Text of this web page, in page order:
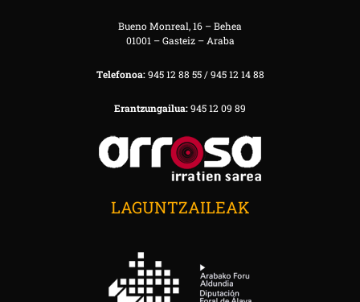
Bueno Monreal, 16 – Behea
01001 – Gasteiz – Araba
Telefonoa:945 12 88 55 / 945 12 14 88
Erantzungailua:945 12 09 89
LAGUNTZAILEAK